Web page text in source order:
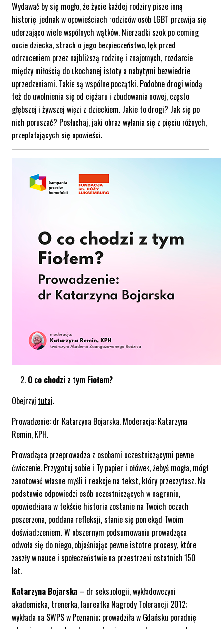
Wydawać by się mogło, że życie każdej rodziny pisze inną
historię, jednak w opowieściach rodziców osób LGBT przewija się
uderzająco wiele wspólnych wątków. Nierzadki szok po coming
oucie dziecka, strach o jego bezpieczeństwo, lęk przed
odrzuceniem przez najbliższą rodzinę i znajomych, rozdarcie
między miłością do ukochanej istoty a nabytymi bezwiednie
uprzedzeniami. Takie są wspólne początki. Podobne drogi wiodą
też do uwolnienia się od ciężaru i zbudowania nowej, często
głębszej i żywszej więzi z dzieckiem. Jakie to drogi? Jak się po
nich poruszać? Posłuchaj, jaki obraz wyłania się z pięciu różnych,
przeplatających się opowieści.
O co chodzi z tym Fiołem?
Obejrzyj tutaj.
Prowadzenie: dr Katarzyna Bojarska. Moderacja: Katarzyna
Remin, KPH.
Prowadząca przeprowadza z osobami uczestniczącymi pewne
ćwiczenie. Przygotuj sobie i Ty papier i ołówek, żebyś mogła, mógł
zanotować własne myśli i reakcje na tekst, który przeczytasz. Na
podstawie odpowiedzi osób uczestniczących w nagraniu,
opowiedziana w tekście historia zostanie na Twoich oczach
poszerzona, poddana refleksji, stanie się poniekąd Twoim
doświadczeniem. W obszernym podsumowaniu prowadząca
odwoła się do niego, objaśniając pewne istotne procesy, które
zaszły w nauce i społeczeństwie na przestrzeni ostatnich 150
lat.
Katarzyna Bojarska – dr seksuologii, wykładowczyni
akademicka, trenerka, laureatka Nagrody Tolerancji 2012;
wykłada na SWPS w Poznaniu; prowadziła w Gdańsku poradnię